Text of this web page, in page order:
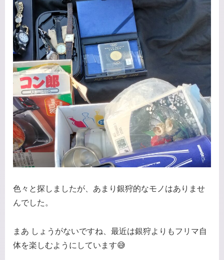
色々と探しましたが、あまり銀狩的なモノはありませ
んでした。
まあ しょうがないですね、最近は銀狩よりもフリマ自
体を楽しむようにしています😅